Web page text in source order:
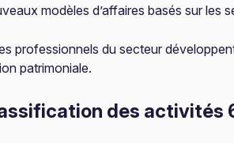
modèles d’affaires basés sur les
professionnels du secteur
patrimoniale.
des activités